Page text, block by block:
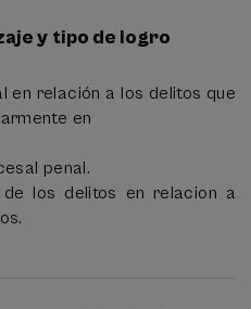
y tipo de logro
en relación a los delitos que
en
penal.
de los delitos en relacion a